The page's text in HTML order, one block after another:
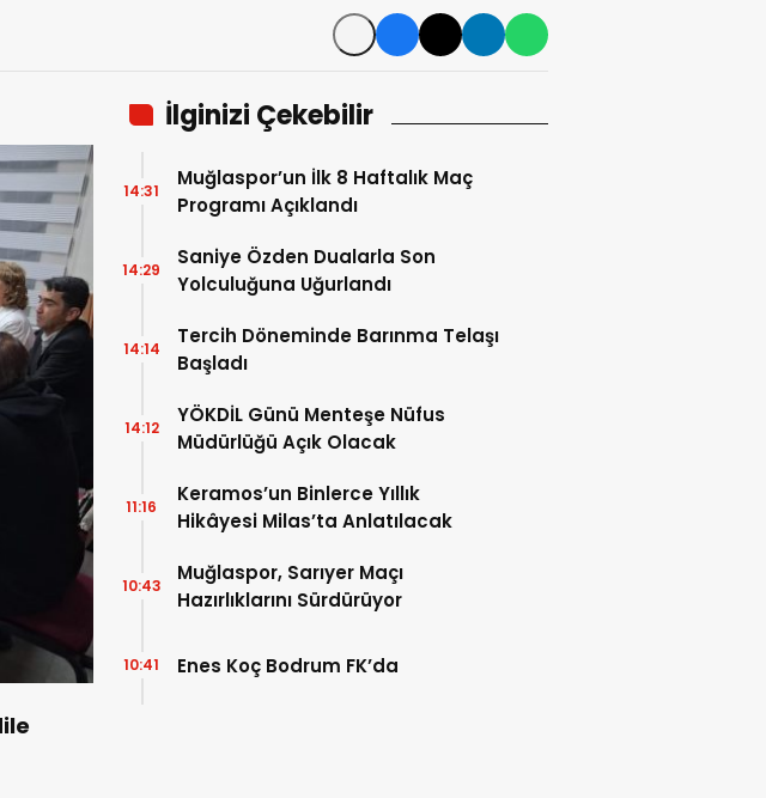
İlginizi Çekebilir
Muğlaspor’un İlk 8 Haftalık Maç
Programı Açıklandı
14:31
Saniye Özden Dualarla Son
Yolculuğuna Uğurlandı
14:29
Tercih Döneminde Barınma Telaşı
Başladı
14:14
YÖKDİL Günü Menteşe Nüfus
Müdürlüğü Açık Olacak
14:12
Keramos’un Binlerce Yıllık
Hikâyesi Milas’ta Anlatılacak
11:16
Muğlaspor, Sarıyer Maçı
Hazırlıklarını Sürdürüyor
10:43
Enes Koç Bodrum FK’da
10:41